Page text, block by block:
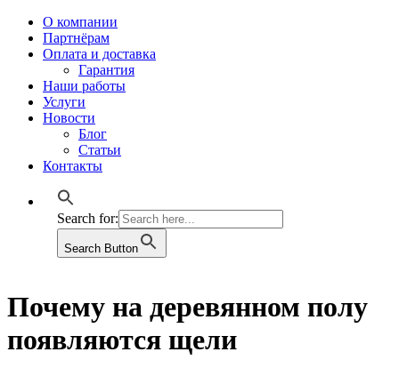
О компании
Партнёрам
Оплата и доставка
Гарантия
Наши работы
Услуги
Новости
Блог
Статьи
Контакты
Search for:
Search Button
Почему на деревянном полу
появляются щели